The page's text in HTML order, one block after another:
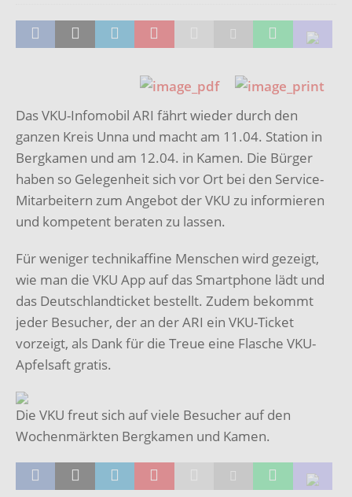
Das VKU-Infomobil ARI fährt wieder durch den
ganzen Kreis Unna und macht am 11.04. Station in
Bergkamen und am 12.04. in Kamen. Die Bürger
haben so Gelegenheit sich vor Ort bei den Service-
Mitarbeitern zum Angebot der VKU zu informieren
und kompetent beraten zu lassen.
Für weniger technikaffine Menschen wird gezeigt,
wie man die VKU App auf das Smartphone lädt und
das Deutschlandticket bestellt. Zudem bekommt
jeder Besucher, der an der ARI ein VKU-Ticket
vorzeigt, als Dank für die Treue eine Flasche VKU-
Apfelsaft gratis.
Die VKU freut sich auf viele Besucher auf den
Wochenmärkten Bergkamen und Kamen.